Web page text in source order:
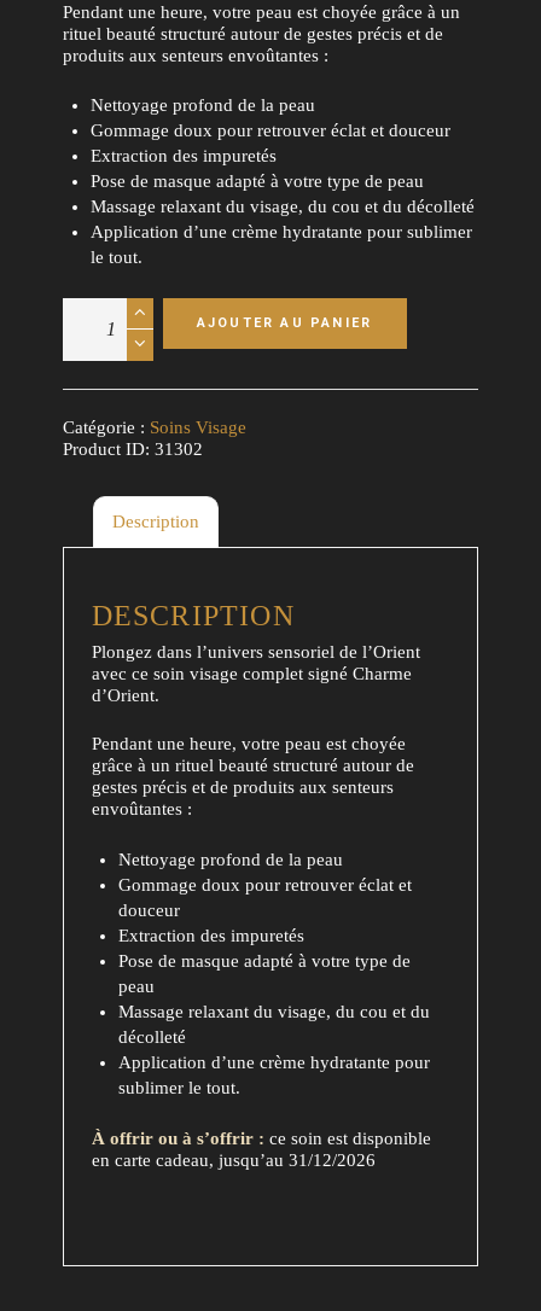
Pendant une heure, votre peau est choyée grâce à un
rituel beauté structuré autour de gestes précis et de
produits aux senteurs envoûtantes :
Nettoyage profond de la peau
Gommage doux pour retrouver éclat et douceur
Extraction des impuretés
Pose de masque adapté à votre type de peau
Massage relaxant du visage, du cou et du décolleté
Application d’une crème hydratante pour sublimer
le tout.
Visage
Charme
d'Orient
-
oriental
&
AJOUTER AU PANIER
Catégorie : Soins Visage
Product ID: 31302
Description
DESCRIPTION
Plongez dans l’univers sensoriel de l’Orient
avec ce soin visage complet signé Charme
d’Orient.
Pendant une heure, votre peau est choyée
grâce à un rituel beauté structuré autour de
gestes précis et de produits aux senteurs
envoûtantes :
Nettoyage profond de la peau
Gommage doux pour retrouver éclat et
douceur
Extraction des impuretés
Pose de masque adapté à votre type de
peau
Massage relaxant du visage, du cou et du
décolleté
Application d’une crème hydratante pour
sublimer le tout.
À offrir ou à s’offrir : ce soin est disponible
en carte cadeau, jusqu’au 31/12/2026